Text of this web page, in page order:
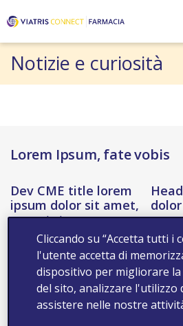
Notizie e curiosità
Lorem Ipsum, fate vobis
Dev CME title lorem
ipsum dolor sit amet,
consetetur
Podcast title lorem
ipsum dolor sit amet,
consetetur
LIVE - Webinar title
Cliccando su “Accetta tutti i
l'utente accetta di
dispositivo per migliorare
del sito, analizzare l'utilizzo
assistere nelle nostre